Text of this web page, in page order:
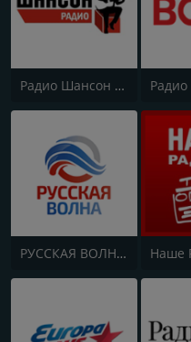
Радио Шансон (Chanson)
РУССКАЯ ВОЛНА - RUSSIAN WAVE